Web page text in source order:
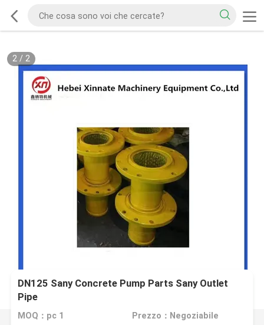
2/ 2
DN125 Sany Concrete Pump Parts Sany Outlet
Pipe
MOQ：pc 1 Prezzo：Negoziabile